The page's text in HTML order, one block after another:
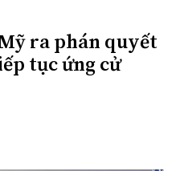
ra phán quyết
tục ứng cử